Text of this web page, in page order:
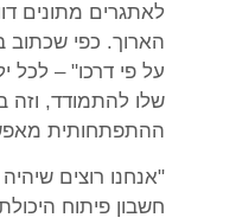
לאתגרים מתונים
הארוך. כפי שכתוב
על פי דרכו" – לכל
שלו להתמודד, וזה
ההתפתחותית
"אנחנו רוצים
חשבון פיתוח